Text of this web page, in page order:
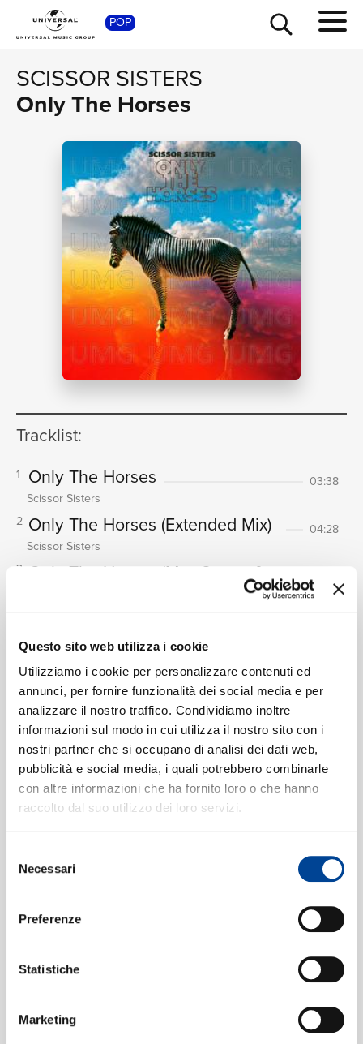
Questo sito web utilizza i cookie
Utilizziamo i cookie per personalizzare contenuti ed
annunci, per fornire funzionalità dei social media e per
analizzare il nostro traffico. Condividiamo inoltre
informazioni sul modo in cui utilizza il nostro sito con i
nostri partner che si occupano di analisi dei dati web,
pubblicità e social media, i quali potrebbero combinarle
con altre informazioni che ha fornito loro o che hanno
raccolto dal suo utilizzo dei loro servizi.
delNecessari
Preferenze
Statistiche
Marketing
POP
SCISSOR SISTERS
Only The Horses
Tracklist:
1 Only The Horses
03:38
Scissor Sisters
2 Only The Horses (Extended Mix)
04:28
Scissor Sisters
3
Only The Horses
(Max Sanna &
07:27
4 Magic Hour - Medley
Scissor Sisters
Formati disponibili:
Digitale eSingle Audio/Multi Track
UPC:
00602537148271
Digitale
Digitale
SHOP
TOUR
NEWS
RICERCA
CHI SIAMO
CONTATTI